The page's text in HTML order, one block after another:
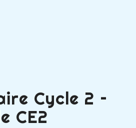
Cycle 2 –
CE2